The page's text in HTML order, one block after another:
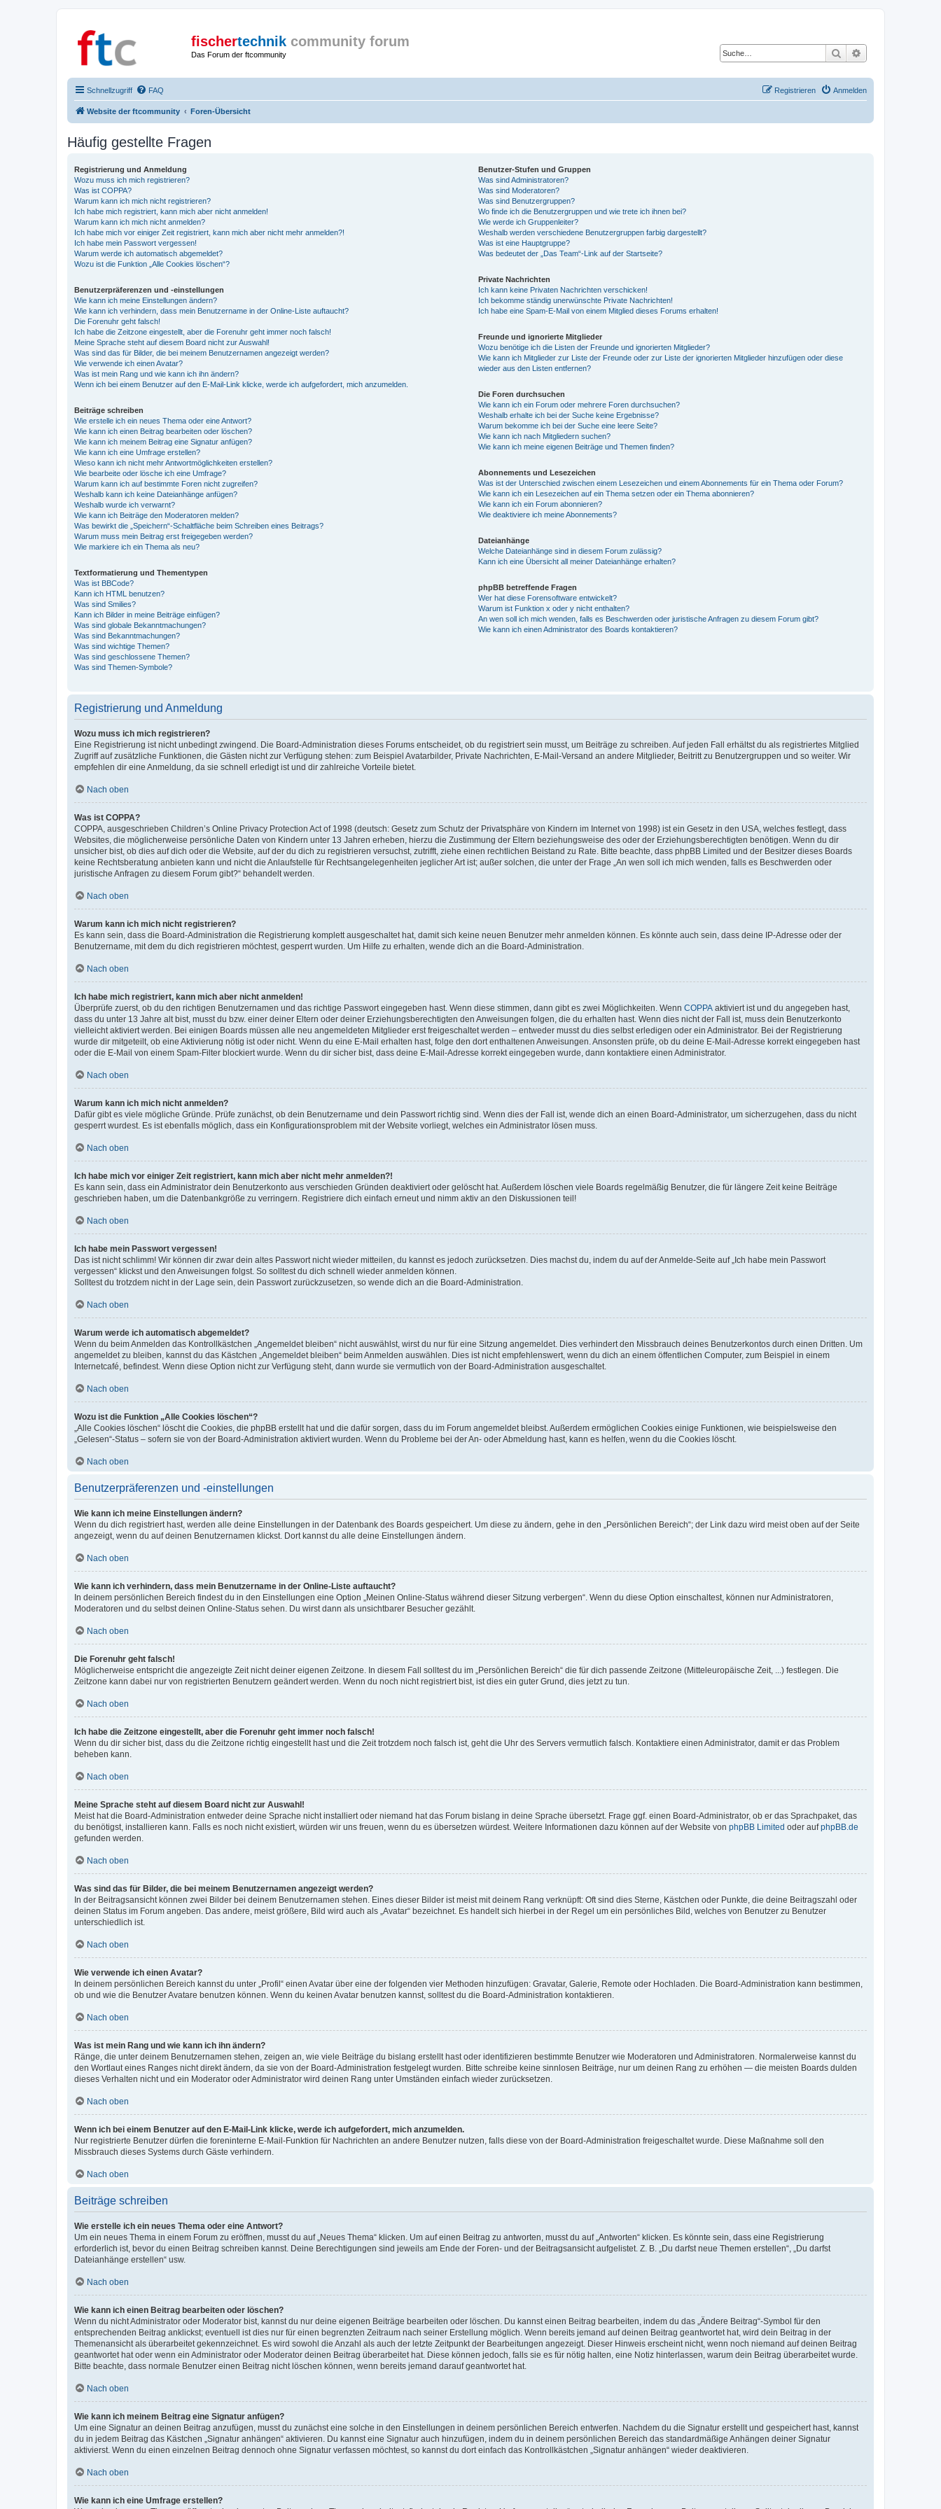
fischertechnik community forum
Das Forum der ftcommunity Suche
Schnellzugriff FAQ Anmelden
Registrieren
Website der ftcommunity Foren-Übersicht
Häufig gestellte Fragen
Registrierung und Anmeldung
Wozu muss ich mich registrieren?
Was ist COPPA?
Warum kann ich mich nicht registrieren?
Ich habe mich registriert, kann mich aber nicht anmelden!
Warum kann ich mich nicht anmelden?
Ich habe mich vor einiger Zeit registriert, kann mich aber nicht mehr anmelden?!
Ich habe mein Passwort vergessen!
Warum werde ich automatisch abgemeldet?
Wozu ist die Funktion „Alle Cookies löschen“?
Benutzerpräferenzen und -einstellungen
Wie kann ich meine Einstellungen ändern?
Wie kann ich verhindern, dass mein Benutzername in der Online-Liste auftaucht?
Die Forenuhr geht falsch!
Ich habe die Zeitzone eingestellt, aber die Forenuhr geht immer noch falsch!
Meine Sprache steht auf diesem Board nicht zur Auswahl!
Was sind das für Bilder, die bei meinem Benutzernamen angezeigt werden?
Wie verwende ich einen Avatar?
Was ist mein Rang und wie kann ich ihn ändern?
Wenn ich bei einem Benutzer auf den E-Mail-Link klicke, werde ich aufgefordert, mich anzumelden.
Beiträge schreiben
Wie erstelle ich ein neues Thema oder eine Antwort?
Wie kann ich einen Beitrag bearbeiten oder löschen?
Wie kann ich meinem Beitrag eine Signatur anfügen?
Wie kann ich eine Umfrage erstellen?
Wieso kann ich nicht mehr Antwortmöglichkeiten erstellen?
Wie bearbeite oder lösche ich eine Umfrage?
Warum kann ich auf bestimmte Foren nicht zugreifen?
Weshalb kann ich keine Dateianhänge anfügen?
Weshalb wurde ich verwarnt?
Wie kann ich Beiträge den Moderatoren melden?
Was bewirkt die „Speichern“-Schaltfläche beim Schreiben eines Beitrags?
Warum muss mein Beitrag erst freigegeben werden?
Wie markiere ich ein Thema als neu?
Textformatierung und Thementypen
Was ist BBCode?
Kann ich HTML benutzen?
Was sind Smilies?
Kann ich Bilder in meine Beiträge einfügen?
Was sind globale Bekanntmachungen?
Was sind Bekanntmachungen?
Was sind wichtige Themen?
Was sind geschlossene Themen?
Was sind Themen-Symbole?
Benutzer-Stufen und Gruppen
Was sind Administratoren?
Was sind Moderatoren?
Was sind Benutzergruppen?
Wo finde ich die Benutzergruppen und wie trete ich ihnen bei?
Wie werde ich Gruppenleiter?
Weshalb werden verschiedene Benutzergruppen farbig dargestellt?
Was ist eine Hauptgruppe?
Was bedeutet der „Das Team“-Link auf der Startseite?
Private Nachrichten
Ich kann keine Privaten Nachrichten verschicken!
Ich bekomme ständig unerwünschte Private Nachrichten!
Ich habe eine Spam-E-Mail von einem Mitglied dieses Forums erhalten!
Freunde und ignorierte Mitglieder
Wozu benötige ich die Listen der Freunde und ignorierten Mitglieder?
Wie kann ich Mitglieder zur Liste der Freunde oder zur Liste der ignorierten Mitglieder hinzufügen oder diese
wieder aus den Listen entfernen?
Die Foren durchsuchen
Wie kann ich ein Forum oder mehrere Foren durchsuchen?
Weshalb erhalte ich bei der Suche keine Ergebnisse?
Warum bekomme ich bei der Suche eine leere Seite?
Wie kann ich nach Mitgliedern suchen?
Wie kann ich meine eigenen Beiträge und Themen finden?
Abonnements und Lesezeichen
Was ist der Unterschied zwischen einem Lesezeichen und einem Abonnements für ein Thema oder Forum?
Wie kann ich ein Lesezeichen auf ein Thema setzen oder ein Thema abonnieren?
Wie kann ich ein Forum abonnieren?
Wie deaktiviere ich meine Abonnements?
Dateianhänge
Welche Dateianhänge sind in diesem Forum zulässig?
Kann ich eine Übersicht all meiner Dateianhänge erhalten?
phpBB betreffende Fragen
Wer hat diese Forensoftware entwickelt?
Warum ist Funktion x oder y nicht enthalten?
An wen soll ich mich wenden, falls es Beschwerden oder juristische Anfragen zu diesem Forum gibt?
Wie kann ich einen Administrator des Boards kontaktieren?
Registrierung und Anmeldung
Wozu muss ich mich registrieren?
Eine Registrierung ist nicht unbedingt zwingend. Die Board-Administration dieses Forums entscheidet, ob du registriert sein musst, um Beiträge zu schreiben. Auf jeden Fall erhältst du als registriertes Mitglied
Zugriff auf zusätzliche Funktionen, die Gästen nicht zur Verfügung stehen: zum Beispiel Avatarbilder, Private Nachrichten, E-Mail-Versand an andere Mitglieder, Beitritt zu Benutzergruppen und so weiter. Wir
empfehlen dir eine Anmeldung, da sie schnell erledigt ist und dir zahlreiche Vorteile bietet.
Nach oben
Was ist COPPA?
COPPA, ausgeschrieben Children’s Online Privacy Protection Act of 1998 (deutsch: Gesetz zum Schutz der Privatsphäre von Kindern im Internet von 1998) ist ein Gesetz in den USA, welches festlegt, dass
Websites, die möglicherweise persönliche Daten von Kindern unter 13 Jahren erheben, hierzu die Zustimmung der Eltern beziehungsweise des oder der Erziehungsberechtigten benötigen. Wenn du dir
unsicher bist, ob dies auf dich oder die Website, auf der du dich zu registrieren versuchst, zutrifft, ziehe einen rechtlichen Beistand zu Rate. Bitte beachte, dass phpBB Limited und der Besitzer dieses Boards
keine Rechtsberatung anbieten kann und nicht die Anlaufstelle für Rechtsangelegenheiten jeglicher Art ist; außer solchen, die unter der Frage „An wen soll ich mich wenden, falls es Beschwerden oder
juristische Anfragen zu diesem Forum gibt?“ behandelt werden.
Nach oben
Warum kann ich mich nicht registrieren?
Es kann sein, dass die Board-Administration die Registrierung komplett ausgeschaltet hat, damit sich keine neuen Benutzer mehr anmelden können. Es könnte auch sein, dass deine IP-Adresse oder der
Benutzername, mit dem du dich registrieren möchtest, gesperrt wurden. Um Hilfe zu erhalten, wende dich an die Board-Administration.
Nach oben
Ich habe mich registriert, kann mich aber nicht anmelden!
Überprüfe zuerst, ob du den richtigen Benutzernamen und das richtige Passwort eingegeben hast. Wenn diese stimmen, dann gibt es zwei Möglichkeiten. Wenn COPPA aktiviert ist und du angegeben hast,
dass du unter 13 Jahre alt bist, musst du bzw. einer deiner Eltern oder deiner Erziehungsberechtigten den Anweisungen folgen, die du erhalten hast. Wenn dies nicht der Fall ist, muss dein Benutzerkonto
vielleicht aktiviert werden. Bei einigen Boards müssen alle neu angemeldeten Mitglieder erst freigeschaltet werden – entweder musst du dies selbst erledigen oder ein Administrator. Bei der Registrierung
wurde dir mitgeteilt, ob eine Aktivierung nötig ist oder nicht. Wenn du eine E-Mail erhalten hast, folge den dort enthaltenen Anweisungen. Ansonsten prüfe, ob du deine E-Mail-Adresse korrekt eingegeben hast
oder die E-Mail von einem Spam-Filter blockiert wurde. Wenn du dir sicher bist, dass deine E-Mail-Adresse korrekt eingegeben wurde, dann kontaktiere einen Administrator.
Nach oben
Warum kann ich mich nicht anmelden?
Dafür gibt es viele mögliche Gründe. Prüfe zunächst, ob dein Benutzername und dein Passwort richtig sind. Wenn dies der Fall ist, wende dich an einen Board-Administrator, um sicherzugehen, dass du nicht
gesperrt wurdest. Es ist ebenfalls möglich, dass ein Konfigurationsproblem mit der Website vorliegt, welches ein Administrator lösen muss.
Nach oben
Ich habe mich vor einiger Zeit registriert, kann mich aber nicht mehr anmelden?!
Es kann sein, dass ein Administrator dein Benutzerkonto aus verschieden Gründen deaktiviert oder gelöscht hat. Außerdem löschen viele Boards regelmäßig Benutzer, die für längere Zeit keine Beiträge
geschrieben haben, um die Datenbankgröße zu verringern. Registriere dich einfach erneut und nimm aktiv an den Diskussionen teil!
Nach oben
Ich habe mein Passwort vergessen!
Das ist nicht schlimm! Wir können dir zwar dein altes Passwort nicht wieder mitteilen, du kannst es jedoch zurücksetzen. Dies machst du, indem du auf der Anmelde-Seite auf „Ich habe mein Passwort
vergessen“ klickst und den Anweisungen folgst. So solltest du dich schnell wieder anmelden können.
Solltest du trotzdem nicht in der Lage sein, dein Passwort zurückzusetzen, so wende dich an die Board-Administration.
Nach oben
Warum werde ich automatisch abgemeldet?
Wenn du beim Anmelden das Kontrollkästchen „Angemeldet bleiben“ nicht auswählst, wirst du nur für eine Sitzung angemeldet. Dies verhindert den Missbrauch deines Benutzerkontos durch einen Dritten. Um
angemeldet zu bleiben, kannst du das Kästchen „Angemeldet bleiben“ beim Anmelden auswählen. Dies ist nicht empfehlenswert, wenn du dich an einem öffentlichen Computer, zum Beispiel in einem
Internetcafé, befindest. Wenn diese Option nicht zur Verfügung steht, dann wurde sie vermutlich von der Board-Administration ausgeschaltet.
Nach oben
Wozu ist die Funktion „Alle Cookies löschen“?
„Alle Cookies löschen“ löscht die Cookies, die phpBB erstellt hat und die dafür sorgen, dass du im Forum angemeldet bleibst. Außerdem ermöglichen Cookies einige Funktionen, wie beispielsweise den
„Gelesen“-Status – sofern sie von der Board-Administration aktiviert wurden. Wenn du Probleme bei der An- oder Abmeldung hast, kann es helfen, wenn du die Cookies löscht.
Nach oben
Benutzerpräferenzen und -einstellungen
Wie kann ich meine Einstellungen ändern?
Wenn du dich registriert hast, werden alle deine Einstellungen in der Datenbank des Boards gespeichert. Um diese zu ändern, gehe in den „Persönlichen Bereich“; der Link dazu wird meist oben auf der Seite
angezeigt, wenn du auf deinen Benutzernamen klickst. Dort kannst du alle deine Einstellungen ändern.
Nach oben
Wie kann ich verhindern, dass mein Benutzername in der Online-Liste auftaucht?
In deinem persönlichen Bereich findest du in den Einstellungen eine Option „Meinen Online-Status während dieser Sitzung verbergen“. Wenn du diese Option einschaltest, können nur Administratoren,
Moderatoren und du selbst deinen Online-Status sehen. Du wirst dann als unsichtbarer Besucher gezählt.
Nach oben
Die Forenuhr geht falsch!
Möglicherweise entspricht die angezeigte Zeit nicht deiner eigenen Zeitzone. In diesem Fall solltest du im „Persönlichen Bereich“ die für dich passende Zeitzone (Mitteleuropäische Zeit, ...) festlegen. Die
Zeitzone kann dabei nur von registrierten Benutzern geändert werden. Wenn du noch nicht registriert bist, ist dies ein guter Grund, dies jetzt zu tun.
Nach oben
Ich habe die Zeitzone eingestellt, aber die Forenuhr geht immer noch falsch!
Wenn du dir sicher bist, dass du die Zeitzone richtig eingestellt hast und die Zeit trotzdem noch falsch ist, geht die Uhr des Servers vermutlich falsch. Kontaktiere einen Administrator, damit er das Problem
beheben kann.
Nach oben
Meine Sprache steht auf diesem Board nicht zur Auswahl!
Meist hat die Board-Administration entweder deine Sprache nicht installiert oder niemand hat das Forum bislang in deine Sprache übersetzt. Frage ggf. einen Board-Administrator, ob er das Sprachpaket, das
du benötigst, installieren kann. Falls es noch nicht existiert, würden wir uns freuen, wenn du es übersetzen würdest. Weitere Informationen dazu können auf der Website von phpBB Limited oder aufphpBB.de
gefunden werden.
Nach oben
Was sind das für Bilder, die bei meinem Benutzernamen angezeigt werden?
In der Beitragsansicht können zwei Bilder bei deinem Benutzernamen stehen. Eines dieser Bilder ist meist mit deinem Rang verknüpft: Oft sind dies Sterne, Kästchen oder Punkte, die deine Beitragszahl oder
deinen Status im Forum angeben. Das andere, meist größere, Bild wird auch als „Avatar“ bezeichnet. Es handelt sich hierbei in der Regel um ein persönliches Bild, welches von Benutzer zu Benutzer
unterschiedlich ist.
Nach oben
Wie verwende ich einen Avatar?
In deinem persönlichen Bereich kannst du unter „Profil“ einen Avatar über eine der folgenden vier Methoden hinzufügen: Gravatar, Galerie, Remote oder Hochladen. Die Board-Administration kann bestimmen,
ob und wie die Benutzer Avatare benutzen können. Wenn du keinen Avatar benutzen kannst, solltest du die Board-Administration kontaktieren.
Nach oben
Was ist mein Rang und wie kann ich ihn ändern?
Ränge, die unter deinem Benutzernamen stehen, zeigen an, wie viele Beiträge du bislang erstellt hast oder identifizieren bestimmte Benutzer wie Moderatoren und Administratoren. Normalerweise kannst du
den Wortlaut eines Ranges nicht direkt ändern, da sie von der Board-Administration festgelegt wurden. Bitte schreibe keine sinnlosen Beiträge, nur um deinen Rang zu erhöhen — die meisten Boards dulden
dieses Verhalten nicht und ein Moderator oder Administrator wird deinen Rang unter Umständen einfach wieder zurücksetzen.
Nach oben
Wenn ich bei einem Benutzer auf den E-Mail-Link klicke, werde ich aufgefordert, mich anzumelden.
Nur registrierte Benutzer dürfen die foreninterne E-Mail-Funktion für Nachrichten an andere Benutzer nutzen, falls diese von der Board-Administration freigeschaltet wurde. Diese Maßnahme soll den
Missbrauch dieses Systems durch Gäste verhindern.
Nach oben
Beiträge schreiben
Wie erstelle ich ein neues Thema oder eine Antwort?
Um ein neues Thema in einem Forum zu eröffnen, musst du auf „Neues Thema“ klicken. Um auf einen Beitrag zu antworten, musst du auf „Antworten“ klicken. Es könnte sein, dass eine Registrierung
erforderlich ist, bevor du einen Beitrag schreiben kannst. Deine Berechtigungen sind jeweils am Ende der Foren- und der Beitragsansicht aufgelistet. Z. B. „Du darfst neue Themen erstellen“, „Du darfst
Dateianhänge erstellen“ usw.
Nach oben
Wie kann ich einen Beitrag bearbeiten oder löschen?
Wenn du nicht Administrator oder Moderator bist, kannst du nur deine eigenen Beiträge bearbeiten oder löschen. Du kannst einen Beitrag bearbeiten, indem du das „Ändere Beitrag“-Symbol für den
entsprechenden Beitrag anklickst; eventuell ist dies nur für einen begrenzten Zeitraum nach seiner Erstellung möglich. Wenn bereits jemand auf deinen Beitrag geantwortet hat, wird dein Beitrag in der
Themenansicht als überarbeitet gekennzeichnet. Es wird sowohl die Anzahl als auch der letzte Zeitpunkt der Bearbeitungen angezeigt. Dieser Hinweis erscheint nicht, wenn noch niemand auf deinen Beitrag
geantwortet hat oder wenn ein Administrator oder Moderator deinen Beitrag überarbeitet hat. Diese können jedoch, falls sie es für nötig halten, eine Notiz hinterlassen, warum dein Beitrag überarbeitet wurde.
Bitte beachte, dass normale Benutzer einen Beitrag nicht löschen können, wenn bereits jemand darauf geantwortet hat.
Nach oben
Wie kann ich meinem Beitrag eine Signatur anfügen?
Um eine Signatur an deinen Beitrag anzufügen, musst du zunächst eine solche in den Einstellungen in deinem persönlichen Bereich entwerfen. Nachdem du die Signatur erstellt und gespeichert hast, kannst
du in jedem Beitrag das Kästchen „Signatur anhängen“ aktivieren. Du kannst eine Signatur auch hinzufügen, indem du in deinem persönlichen Bereich das standardmäßige Anhängen deiner Signatur
aktivierst. Wenn du einen einzelnen Beitrag dennoch ohne Signatur verfassen möchtest, so kannst du dort einfach das Kontrollkästchen „Signatur anhängen“ wieder deaktivieren.
Nach oben
Wie kann ich eine Umfrage erstellen?